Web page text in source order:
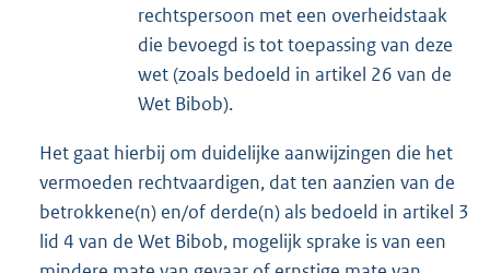
rechtspersoon met een overheidstaak
die bevoegd is tot toepassing van deze
wet (zoals bedoeld in artikel 26 van de
Wet Bibob).
Het gaat hierbij om duidelijke aanwijzingen die het
vermoeden rechtvaardigen, dat ten aanzien van de
betrokkene(n) en/of derde(n) als bedoeld in artikel 3
lid 4 van de Wet Bibob, mogelijk sprake is van een